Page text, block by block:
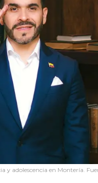
y adolescencia en Montería.